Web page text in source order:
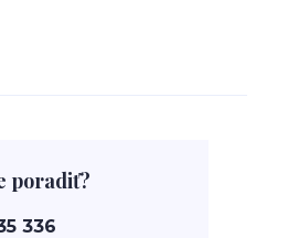
poradiť?
336